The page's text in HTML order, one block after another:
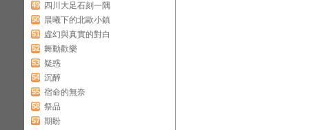
49 四川大足石刻一隅
50 晨曦下的北歐小鎮
51 虛幻與真實的對白
52 舞動歡樂
53 疑惑
54 沉醉
55 宿命的無奈
56 祭品
57 期盼